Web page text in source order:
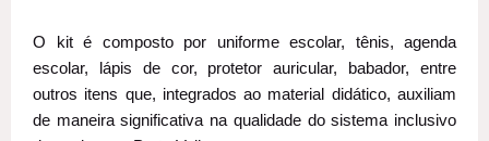
O kit é composto por uniforme escolar, tênis, agenda
escolar, lápis de cor, protetor auricular, babador, entre
outros itens que, integrados ao material didático, auxiliam
de maneira significativa na qualidade do sistema inclusivo